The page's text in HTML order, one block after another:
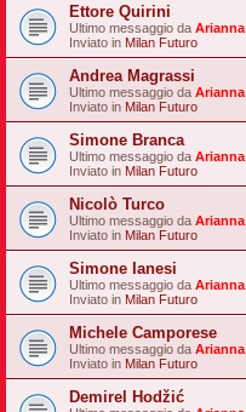
Ettore Quirini
Ultimo messaggio da Arianna
Inviato in Milan Futuro
Andrea Magrassi
Ultimo messaggio da Arianna
Inviato in Milan Futuro
Simone Branca
Ultimo messaggio da Arianna
Inviato in Milan Futuro
Nicolò Turco
Ultimo messaggio da Arianna
Inviato in Milan Futuro
Simone Ianesi
Ultimo messaggio da Arianna
Inviato in Milan Futuro
Michele Camporese
Ultimo messaggio da Arianna
Inviato in Milan Futuro
Demirel Hodžić